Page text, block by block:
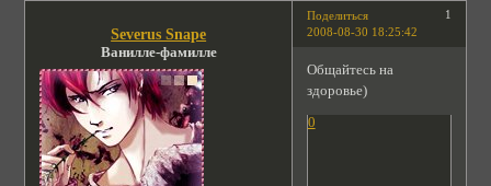
Поделиться
1
2008-08-30 18:25:42
Severus Snape
Ванилле-фамилле
Общайтесь на
здоровье)
0